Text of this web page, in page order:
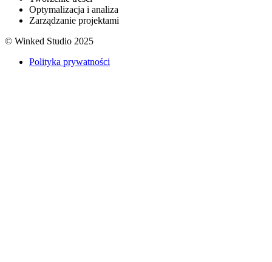
Optymalizacja i analiza
Zarządzanie projektami
© Winked Studio 2025
Polityka prywatności